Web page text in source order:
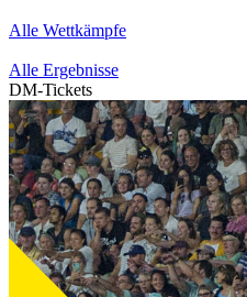
Alle Wettkämpfe
Alle Ergebnisse
DM-Tickets